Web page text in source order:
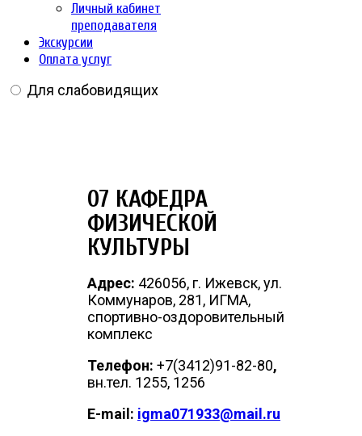
Личный кабинет
преподавателя
Экскурсии
Оплата услуг
Для слабовидящих
07 КАФЕДРА
ФИЗИЧЕСКОЙ
КУЛЬТУРЫ
Адрес: 426056, г. Ижевск, ул.
Коммунаров, 281, ИГМА,
спортивно-оздоровительный
комплекс
Телефон: +7(3412)91-82-80,
вн.тел. 1255, 1256
E-mail: igma071933@mail.ru